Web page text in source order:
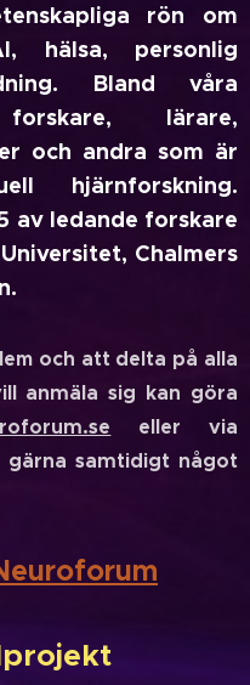
rön om
hälsa, personlig
Bland våra
lärare,
och andra som är
hjärnforskning.
av ledande forskare
Chalmers
och att delta på alla
anmäla sig kan göra
eller via
gärna samtidigt något
forum